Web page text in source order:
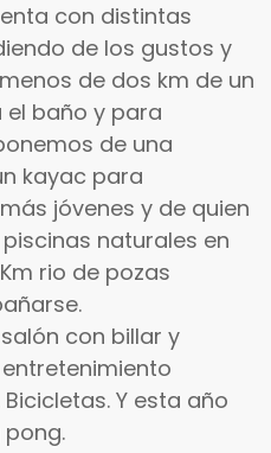
con distintas
de los gustos y
de dos km de un
baño y para
de una
kayac para
jóvenes y de quien
naturales en
rio de pozas
con billar y
Y esta año